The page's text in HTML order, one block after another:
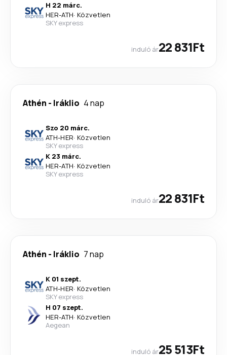
H 22 márc.
HER-ATH· Közvetlen
SKY express
induló ár22 831Ft
Athén - Iráklio 4 nap
Szo 20 márc.
ATH-HER· Közvetlen
SKY express
K 23 márc.
HER-ATH· Közvetlen
SKY express
induló ár22 831Ft
Athén - Iráklio 7 nap
K 01 szept.
ATH-HER· Közvetlen
SKY express
H 07 szept.
HER-ATH· Közvetlen
Aegean
induló ár25 513Ft